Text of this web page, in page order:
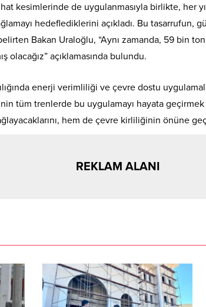
kesimlerinde de uygulanmasıyla birlikte, her
hedeflediklerini açıkladı. Bu tasarrufun,
Bakan Uraloğlu, “Aynı zamanda, 59 bin
olacağız” açıklamasında bulundu.
enerji verimliliği ve çevre dostu
tüm trenlerde bu uygulamayı hayata
hem de çevre kirliliğinin önüne
REKLAM ALANI